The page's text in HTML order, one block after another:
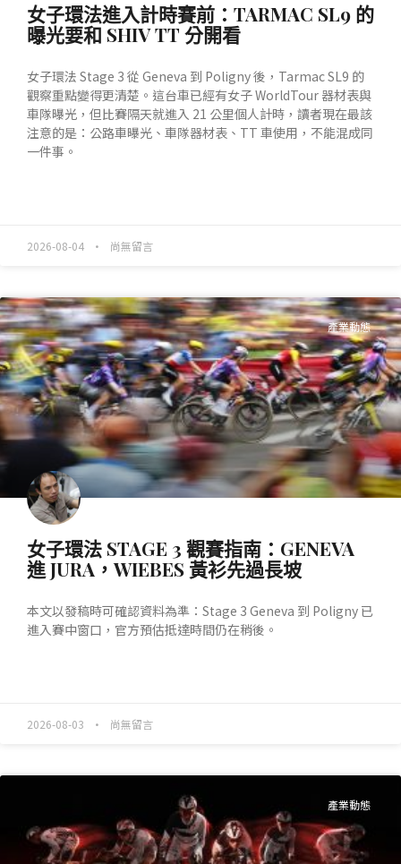
女子環法進入計時賽前：TARMAC SL9 的
曝光要和 SHIV TT 分開看
女子環法 Stage 3 從 Geneva 到 Poligny 後，Tarmac SL9 的
觀察重點變得更清楚。這台車已經有女子 WorldTour 器材表與
車隊曝光，但比賽隔天就進入 21 公里個人計時，讀者現在最該
注意的是：公路車曝光、車隊器材表、TT 車使用，不能混成同
一件事。
2026-08-04 尚無留言
產業動態
女子環法 STAGE 3 觀賽指南：GENEVA
進 JURA，WIEBES 黃衫先過長坡
本文以發稿時可確認資料為準：Stage 3 Geneva 到 Poligny 已
進入賽中窗口，官方預估抵達時間仍在稍後。
2026-08-03 尚無留言
產業動態